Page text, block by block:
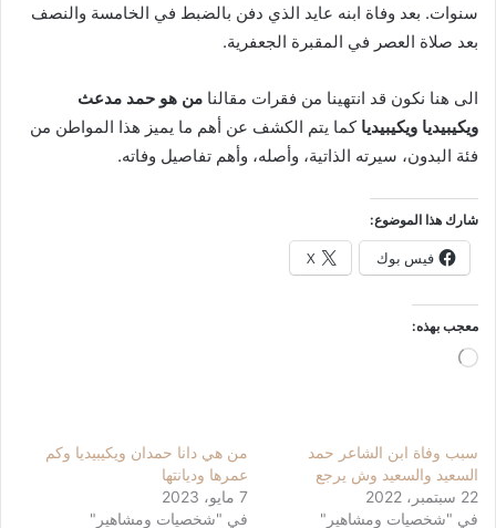
سنوات. بعد وفاة ابنه عايد الذي دفن بالضبط في الخامسة والنصف
بعد صلاة العصر في المقبرة الجعفرية.
الى هنا نكون قد انتهينا من فقرات مقالنا من هو حمد مدعث
ويكيبيديا ويكيبيديا كما يتم الكشف عن أهم ما يميز هذا المواطن من
فئة البدون، سيرته الذاتية، وأصله، وأهم تفاصيل وفاته.
شارك هذا الموضوع:
فيس بوك X
معجب بهذه:
جاري
سبب وفاة ابن الشاعر حمد
السعيد والسعيد وش يرجع
22 سبتمبر، 2022
في "شخصيات ومشاهير"
من هي دانا حمدان ويكيبيديا وكم
عمرها وديانتها
7 مايو، 2023
في "شخصيات ومشاهير"